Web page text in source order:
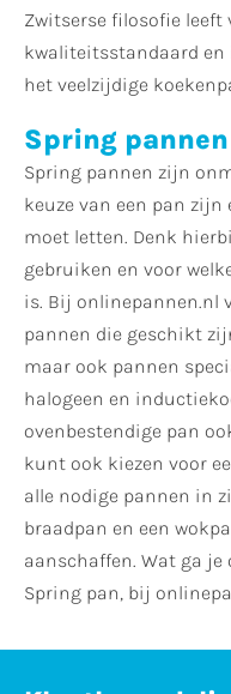
Zwitserse filosofie leeft
kwaliteitsstandaard en
het veelzijdige
Spring pannen
Spring pannen zijn
keuze van een pan
moet letten. Denk
gebruiken en voor
is. Bij onlinepannen.nl
pannen die geschikt
maar ook pannen
halogeen en
ovenbestendige pan
kunt ook kiezen voor
alle nodige pannen in
braadpan en een
aanschaffen. Wat ga
Spring pan, bij